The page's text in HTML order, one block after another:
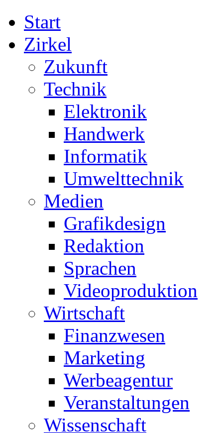
Start
Zirkel
Zukunft
Technik
Elektronik
Handwerk
Informatik
Umwelttechnik
Medien
Grafikdesign
Redaktion
Sprachen
Videoproduktion
Wirtschaft
Finanzwesen
Marketing
Werbeagentur
Veranstaltungen
Wissenschaft